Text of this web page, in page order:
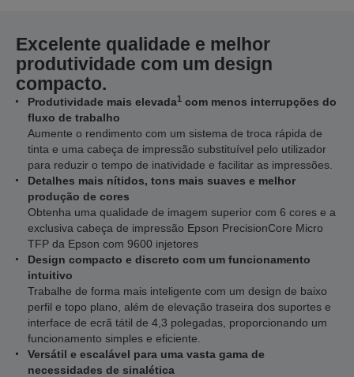
Excelente qualidade e melhor
produtividade com um design
compacto.
Produtividade mais elevada1 com menos interrupções do
fluxo de trabalho
Aumente o rendimento com um sistema de troca rápida de
tinta e uma cabeça de impressão substituível pelo utilizador
para reduzir o tempo de inatividade e facilitar as impressões.
Detalhes mais nítidos, tons mais suaves e melhor
produção de cores
Obtenha uma qualidade de imagem superior com 6 cores e a
exclusiva cabeça de impressão Epson PrecisionCore Micro
TFP da Epson com 9600 injetores
Design compacto e discreto com um funcionamento
intuitivo
Trabalhe de forma mais inteligente com um design de baixo
perfil e topo plano, além de elevação traseira dos suportes e
interface de ecrã tátil de 4,3 polegadas, proporcionando um
funcionamento simples e eficiente.
Versátil e escalável para uma vasta gama de
necessidades de sinalética